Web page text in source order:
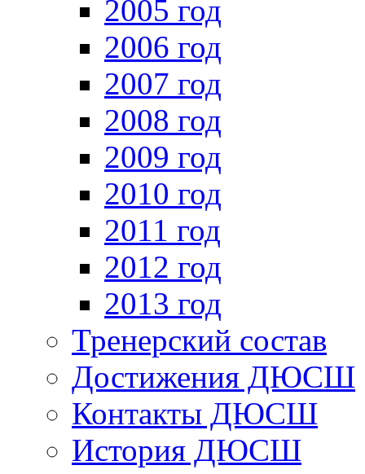
2005 год
2006 год
2007 год
2008 год
2009 год
2010 год
2011 год
2012 год
2013 год
Тренерский состав
Достижения ДЮСШ
Контакты ДЮСШ
История ДЮСШ